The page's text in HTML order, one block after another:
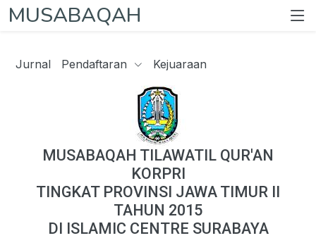
MUSABAQAH
Jurnal Pendaftaran Kejuaraan
MUSABAQAH TILAWATIL QUR'AN
KORPRI
TINGKAT PROVINSI JAWA TIMUR II
TAHUN 2015
DI ISLAMIC CENTRE SURABAYA